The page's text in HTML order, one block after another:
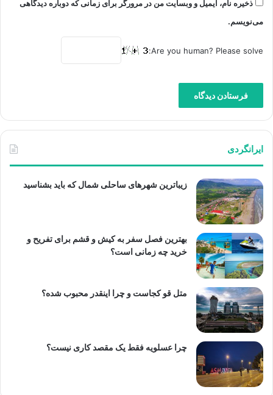
ذخیره نام، ایمیل و وبسایت من در مرورگر برای زمانی که دوباره دیدگاهی
می‌نویسم.
Are you human? Please solve:
ایرانگردی
زیباترین شهرهای ساحلی شمال که باید بشناسید
بهترین فصل سفر به کیش و قشم برای تفریح و
خرید چه زمانی است؟
متل قو کجاست و چرا اینقدر محبوب شده؟
چرا عسلویه فقط یک مقصد کاری نیست؟